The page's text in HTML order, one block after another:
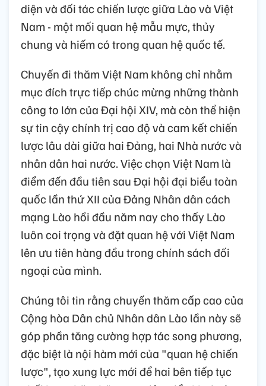
diện và đối tác chiến lược giữa Lào và Việt
Nam - một mối quan hệ mẫu mực, thủy
chung và hiếm có trong quan hệ quốc tế.
Chuyến đi thăm Việt Nam không chỉ nhằm
mục đích trực tiếp chúc mừng những thành
công to lớn của Đại hội XIV, mà còn thể hiện
sự tin cậy chính trị cao độ và cam kết chiến
lược lâu dài giữa hai Đảng, hai Nhà nước và
nhân dân hai nước. Việc chọn Việt Nam là
điểm đến đầu tiên sau Đại hội đại biểu toàn
quốc lần thứ XII của Đảng Nhân dân cách
mạng Lào hồi đầu năm nay cho thấy Lào
luôn coi trọng và đặt quan hệ với Việt Nam
lên ưu tiên hàng đầu trong chính sách đối
ngoại của mình.
Chúng tôi tin rằng chuyến thăm cấp cao của
Cộng hòa Dân chủ Nhân dân Lào lần này sẽ
góp phần tăng cường hợp tác song phương,
đặc biệt là nội hàm mới của "quan hệ chiến
lược", tạo xung lực mới để hai bên tiếp tục